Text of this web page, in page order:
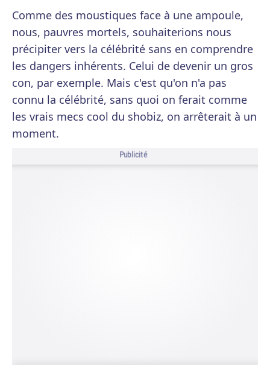
Comme des moustiques face à une ampoule,
nous, pauvres mortels, souhaiterions nous
précipiter vers la célébrité sans en comprendre
les dangers inhérents. Celui de devenir un gros
con, par exemple. Mais c'est qu'on n'a pas
connu la célébrité, sans quoi on ferait comme
les vrais mecs cool du shobiz, on arrêterait à un
moment.
Publicité